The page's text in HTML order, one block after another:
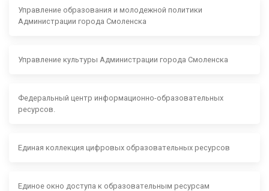
Управление образования и молодежной политики
Администрации города Смоленска
Управление культуры Администрации города Смоленска
Федеральный центр информационно-образовательных
ресурсов.
Единая коллекция цифровых образовательных ресурсов
Единое окно доступа к образовательным ресурсам